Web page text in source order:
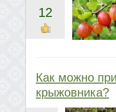
12
Как можно
крыжовника?